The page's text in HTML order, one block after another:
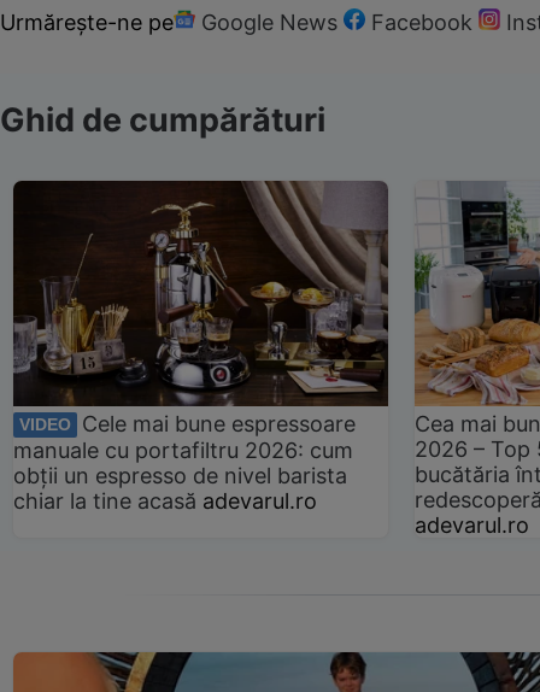
Urmărește-ne pe Google News Facebook
Ghid de cumpărături
VIDEO
Cele mai bune espressoare
manuale cu portafiltru 2026: cum
obții un espresso de nivel barista
chiar la tine acasă adevarul.ro
Cea mai
2026 –
bucătăria
adevarul.ro